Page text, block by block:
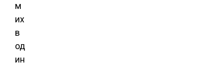
м
их
в
од
ин